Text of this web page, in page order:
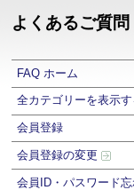
よくあるご質問
FAQ ホーム
全カテゴリーを表示す
会員登録
会員登録の変更
会員ID・パスワード